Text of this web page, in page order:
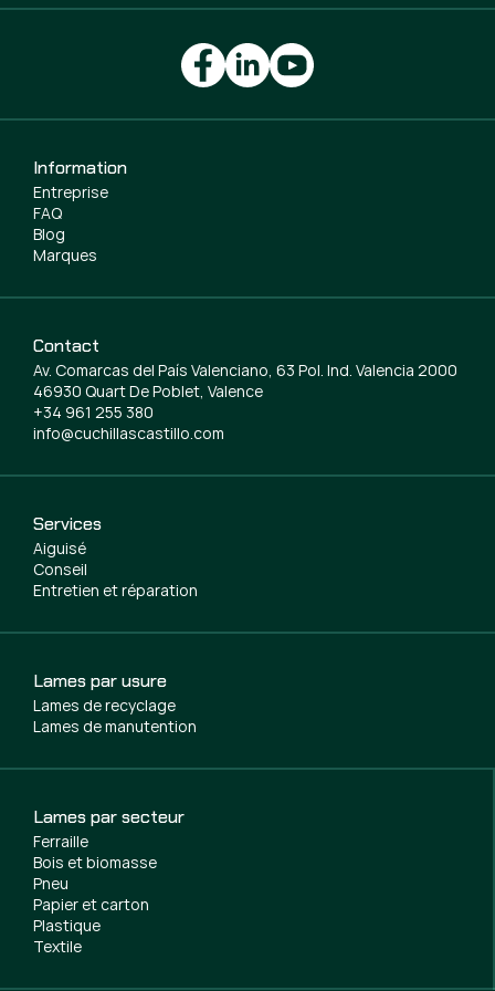
Services
Aiguisé
Conseil
Entretien et réparation
Lames par usure
Lames de recyclage
Lames de manutention
Lames par secteur
Ferraille
Bois et biomasse
Pneu
Papier et carton
Plastique
Textile
Information
Entreprise
FAQ
Blog
Marques
Contact
Av. Comarcas del País Valenciano, 63 Pol. Ind. Valencia 2000
46930 Quart De Poblet, Valence
+34 961 255 380
info@cuchillascastillo.com